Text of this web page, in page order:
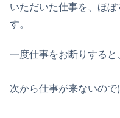
いただいた仕事を、ほ
す。
一度仕事をお断りすると
次から仕事が来ないので